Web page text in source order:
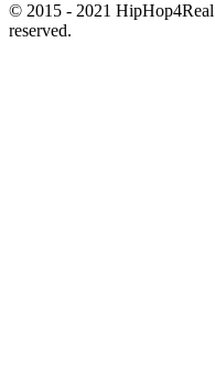
© 2015 - 2021
reserved.